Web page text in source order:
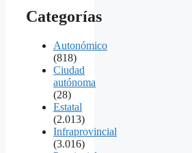
Categorías
Autonómico
(818)
Ciudad
autónoma
(28)
Estatal
(2.013)
Infraprovincial
(3.016)